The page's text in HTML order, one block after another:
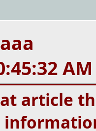
AM
article